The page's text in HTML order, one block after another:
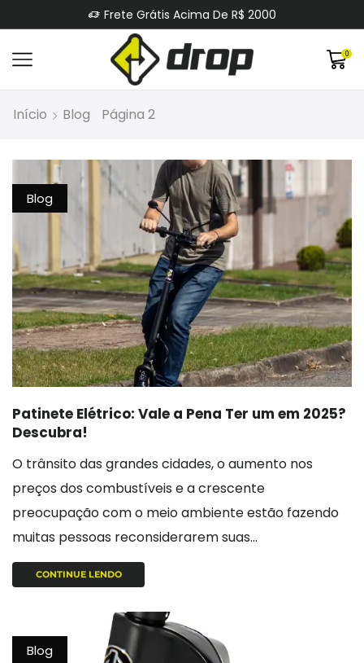
Frete Grátis Acima De R$ 2000
0
Início Blog Página 2
Blog
Patinete Elétrico: Vale a Pena Ter um em 2025?
Descubra!
O trânsito das grandes cidades, o aumento nos
preços dos combustíveis e a crescente
preocupação com o meio ambiente estão fazendo
muitas pessoas reconsiderarem suas...
CONTINUE LENDO
Blog